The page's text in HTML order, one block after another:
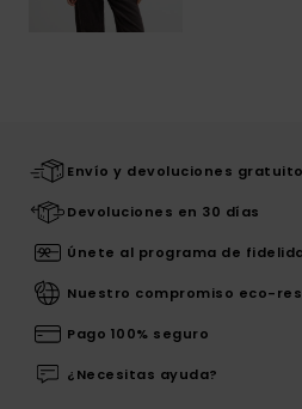
Envío y devoluciones
Devoluciones en 30 días
Únete al programa de
Nuestro compromiso eco-
Pago 100% seguro
¿Necesitas ayuda?